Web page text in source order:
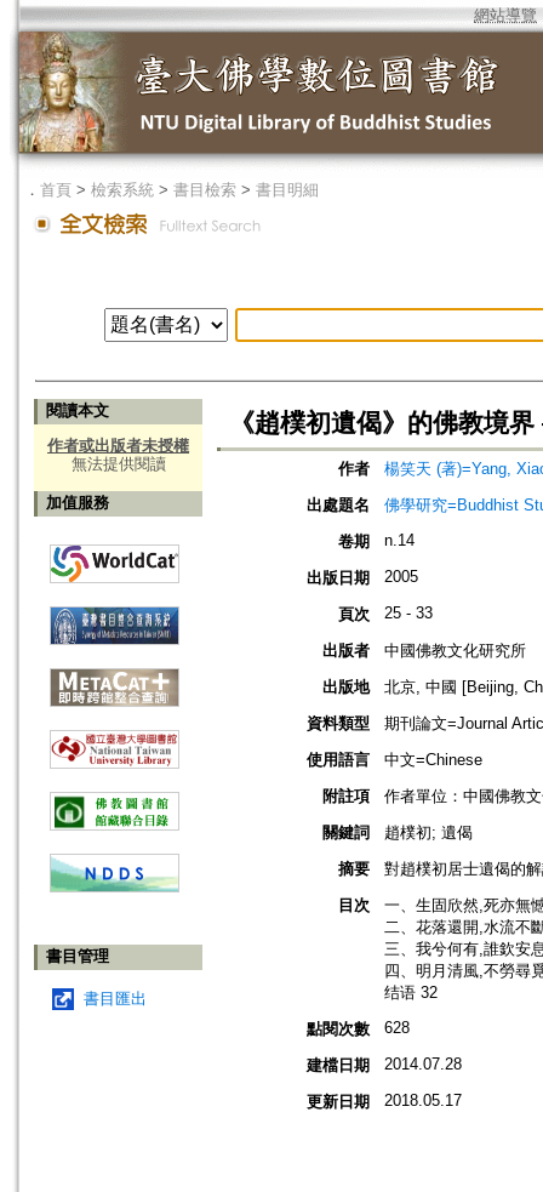
網站導覽
． 首頁 > 檢索系統 > 書目檢索 > 書目明細
閱讀本文
作者或出版者未授權
無法提供閱讀
加值服務
書目管理
書目匯出
《趙樸初遺偈》的佛教境
作者
楊笑天 (著)=Yang,
出處題名
佛學研究=Buddhist
卷期
n.14
出版日期 2005
頁次 25 - 33
出版者
中國佛教文化研究所
出版地
北京, 中國 [Beijing,
資料類型
期刊論文=Journal
使用語言
中文=Chinese
附註項
作者單位：中國佛教
關鍵詞
趙樸初; 遺偈
摘要
對趙樸初居士遺偈的
目次
一、生固欣然,死亦無
二、花落還開,水流不
三、我兮何有,誰欽安
四、明月清風,不勞尋
结语 32
點閱次數
628
建檔日期 2014.07.28
更新日期 2018.05.17